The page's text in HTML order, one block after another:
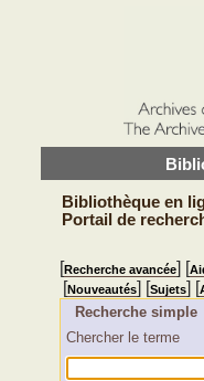
Bibliothèque en
Portail de
[Recherche avancée] [
[Nouveautés] [Sujets] [
Recherche simple
Chercher le terme